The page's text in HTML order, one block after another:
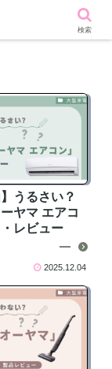
】うるさい？
ヤマ エアコ
レビュー
2025.12.04
検索